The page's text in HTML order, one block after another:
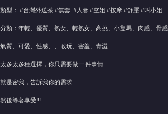
類型： #台灣外送茶 #無套 #人妻 #空姐 #按摩 #舒壓 #叫小姐
分類：年輕、優質、熟女、輕熟女、高挑、小隻馬、肉感、骨感
氣質、可愛、性感、、敢玩、害羞、青澀
太多太多種選擇，你只需要做一 件事情
就是密我，告訴我你的需求
然後等著享受!!!